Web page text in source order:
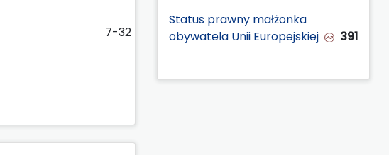
7-32
Status prawny małżonka
obywatela Unii Europejskiej
391